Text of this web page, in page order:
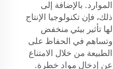
الموارد. بالإضافة إلى
ذلك، فإن تكنولوجيا الإنتاج
لها تأثير بيئي منخفض
وتساهم في الحفاظ على
الطبيعة من خلال الامتناع
عن إدخال مواد خطرة.